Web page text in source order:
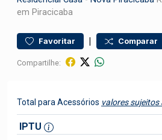
em Piracicaba
Favoritar | Comparar
Compartilhe:
Total para Acessórios valores sujeitos
IPTU